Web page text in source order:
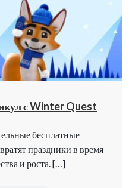
с Winter Quest
бесплатные
праздники в время
и роста. […]